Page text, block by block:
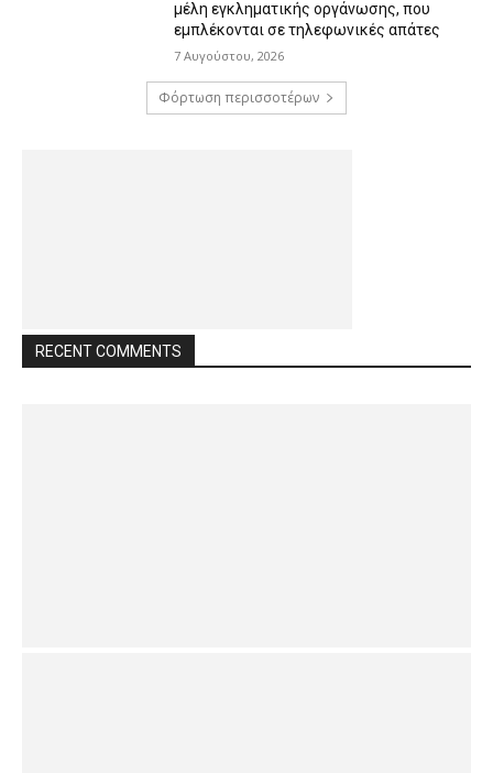
μέλη εγκληματικής οργάνωσης, που
εμπλέκονται σε τηλεφωνικές απάτες
7 Αυγούστου, 2026
Φόρτωση περισσοτέρων
RECENT COMMENTS